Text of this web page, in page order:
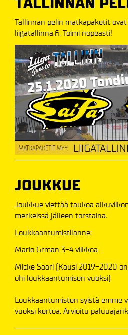
Tallinnan pelin matkapaketit
liigatallinna.fi. Toimi nopeasti!
JOUKKUE
Joukkue viettää taukoa
merkeissä jälleen torstaina.
Loukkaantumistilanne:
Mario Grman 3-4 viikkoa
Micke Saari (Kausi 2019-2020
ohi loukkaantumisen vuoksi)
Loukkaantumisten syistä emme
vuoksi kertoa. Arvioitu